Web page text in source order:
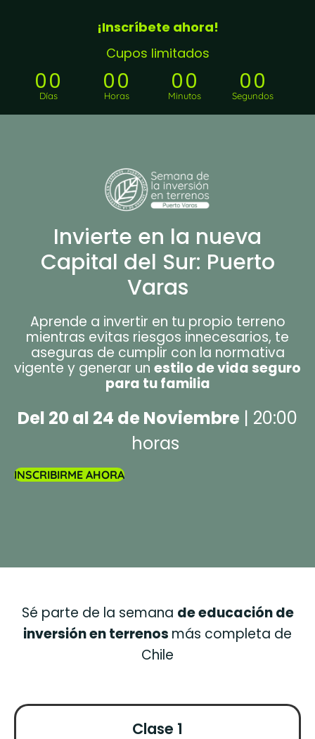
¡Inscríbete ahora!
Cupos limitados
00
Días
00
Horas
00
Minutos
00
Segundos
Invierte en la nueva
Capital del Sur: Puerto
Varas
Aprende a invertir en tu propio terreno
mientras evitas riesgos innecesarios, te
aseguras de cumplir con la normativa
vigente y generar un estilo de vida seguro
para tu familia
Del 20 al 24 de Noviembre | 20:00
horas
INSCRIBIRME AHORA
Sé parte de la semana de educación de
inversión en terrenos más completa de
Chile
Clase 1